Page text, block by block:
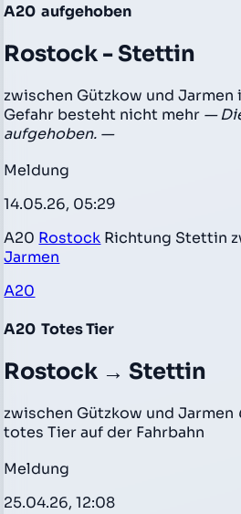
A20 aufgehoben
Rostock - Stettin
zwischen Gützkow und
Gefahr besteht nicht mehr —
aufgehoben. —
Meldung
14.05.26, 05:29
A20 Rostock Richtung Stettin
Jarmen
A20
A20 Totes Tier
Rostock → Stettin
zwischen Gützkow und Jarmen
totes Tier auf der Fahrbahn
Meldung
25.04.26, 12:08